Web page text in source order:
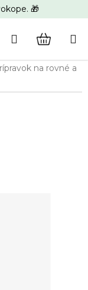
🎁
Hľadať
KOŠÍK
na rovné a